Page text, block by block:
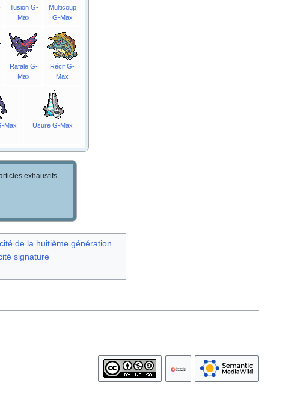
Illusion G-
Max
Multicoup
G-Max
Rafale G-
Max
Récif G-
Max
Max Usure G-Max
exhaustifs
de la huitième génération
signature